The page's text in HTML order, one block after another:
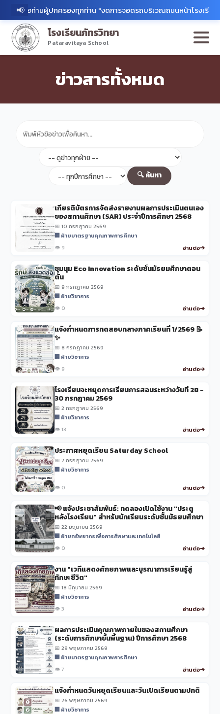
📢
ร่วมมือท่านผู้ปกครองทุกท่าน "งดการจอดรถบริเวณถนนหน้าโรงเรีย
โรงเรียนภัทรวิทยา
Pataravitaya School
ข่าวสารทั้งหมด
🔍 ค้นหา
เกียรติบัตรการจัดส่งรายงานผลการประเมินตนเอง
ของสถานศึกษา (SAR) ประจำปีการศึกษา 2568
📅 10 กรกฎาคม 2569
🏢 ฝ่ายมาตรฐานคุณภาพการศึกษา
👁️ 9
อ่านต่อ
ชุมนุม Eco Innovation ระดับชั้นมัธยมศึกษาตอน
ต้น
📅 9 กรกฎาคม 2569
🏢 ฝ่ายวิชาการ
👁️ 0
อ่านต่อ
แจ้งกำหนดการทดสอบกลางภาคเรียนที่ 1/2569 📝
✨
📅 8 กรกฎาคม 2569
🏢 ฝ่ายวิชาการ
👁️ 9
อ่านต่อ
โรงเรียนจะหยุดการเรียนการสอนระหว่างวันที่ 28 -
30 กรกฎาคม 2569
📅 2 กรกฎาคม 2569
🏢 ฝ่ายวิชาการ
👁️ 13
อ่านต่อ
ประกาศหยุดเรียน Saturday School
📅 2 กรกฎาคม 2569
🏢 ฝ่ายวิชาการ
👁️ 0 อ่านต่อ
📢 แจ้งประชาสัมพันธ์: ทดลองเปิดใช้งาน "ประตู
หลังโรงเรียน" สำหรับนักเรียนระดับชั้นมัธยมศึกษา
📅 22 มิถุนายน 2569
🏢 ฝ่ายทรัพยากรเพื่อการศึกษาและเทคโนโลยี
👁️ 0
อ่านต่อ
งาน "เวทีแสดงศักยภาพและบูรณาการเรียนรู้สู่
ทักษะชีวิต"
📅 18 มิถุนายน 2569
🏢 ฝ่ายวิชาการ
👁️ 3
อ่านต่อ
ผลการประเมินคุณภาพภายในของสถานศึกษา
(ระดับการศึกษาขั้นพื้นฐาน) ปีการศึกษา 2568
📅 29 พฤษภาคม 2569
🏢 ฝ่ายมาตรฐานคุณภาพการศึกษา
👁️ 7
อ่านต่อ
แจ้งกำหนดวันหยุดเรียนและวันเปิดเรียนตามปกติ
📅 26 พฤษภาคม 2569
🏢 ฝ่ายวิชาการ